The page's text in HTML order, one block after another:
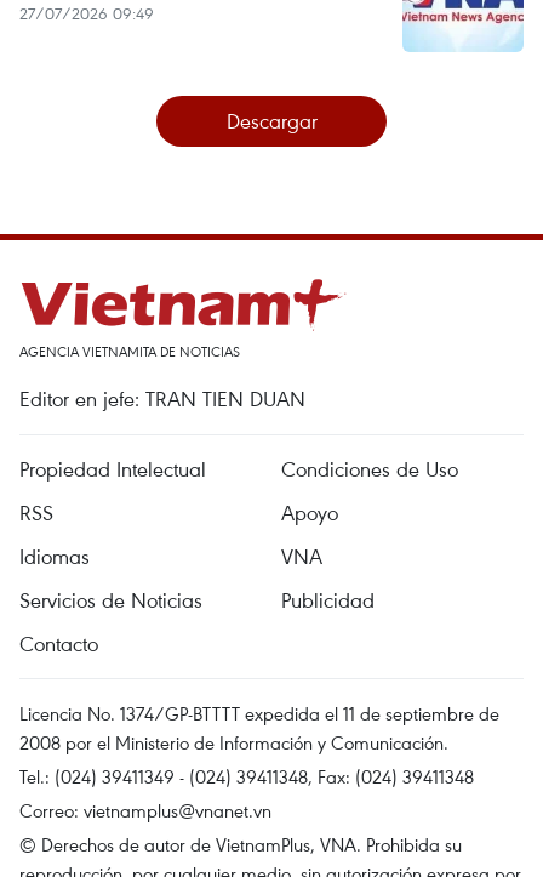
27/07/2026 09:49
Descargar
AGENCIA VIETNAMITA DE NOTICIAS
Editor en jefe: TRAN TIEN DUAN
Propiedad Intelectual
Condiciones de Uso
RSS
Apoyo
Idiomas
VNA
Servicios de Noticias
Publicidad
Contacto
Licencia No. 1374/GP-BTTTT expedida el 11 de septiembre de
2008 por el Ministerio de Información y Comunicación.
Tel.: (024) 39411349 - (024) 39411348, Fax: (024) 39411348
Correo: vietnamplus@vnanet.vn
© Derechos de autor de VietnamPlus, VNA. Prohibida su